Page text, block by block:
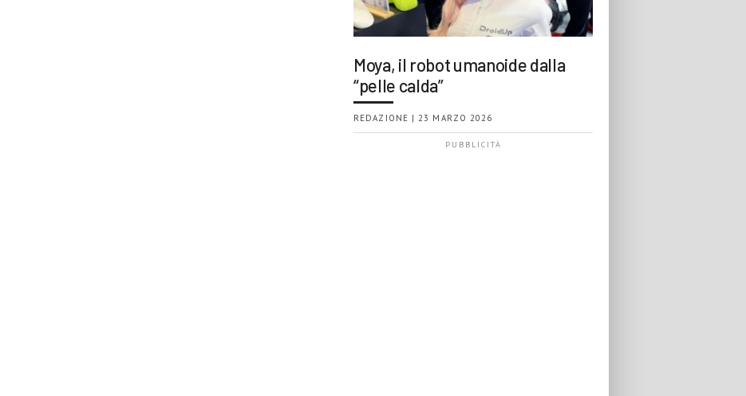
Moya, il robot umanoide dalla
“pelle calda”
REDAZIONE | 23 MARZO 2026